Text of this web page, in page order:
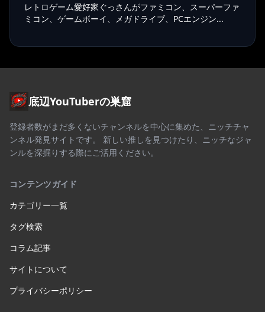
レトロゲーム愛好家ぐっさんがファミコン、スーパーファ
ミコン、ゲームボーイ、メガドライブ、PCエンジン...
底辺YouTuberの巣窟
登録者数がまだ多くないチャンネルを中心に集めた、ニッチチャ
ンネル発見サイトです。 新しい推しを見つけたり、ニッチなジャ
ンルを深掘りする際にご活用ください。
コンテンツガイド
カテゴリー一覧
タグ検索
コラム記事
サイトについて
プライバシーポリシー